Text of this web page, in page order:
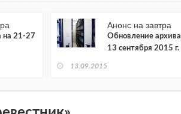
на 21-27
Анонс на завтра
Обновление архива
13 сентября 2015 г.
13.09.2015